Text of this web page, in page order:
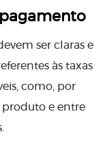
ser claras e
às taxas
como, por
produto e entre